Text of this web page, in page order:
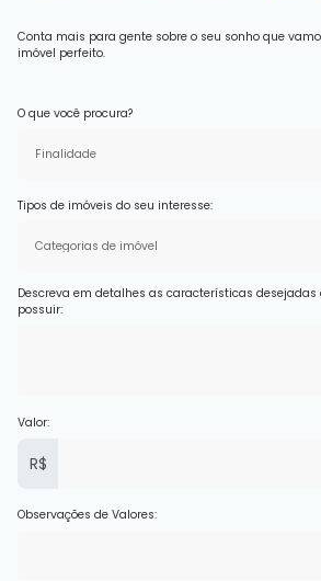
Conta mais para gente sobre o seu sonho que
imóvel perfeito.
O que você procura?
Finalidade
Tipos de imóveis do seu interesse:
Categorias de imóvel
Descreva em detalhes as características desejadas
possuir:
Valor:
R$
Observações de Valores: